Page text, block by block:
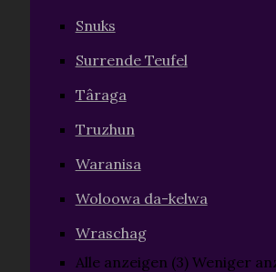
Snuks
Surrende Teufel
Târaga
Truzhun
Waranisa
Woloowa da-kelwa
Wraschag
Alle anzeigen (3) Weniger